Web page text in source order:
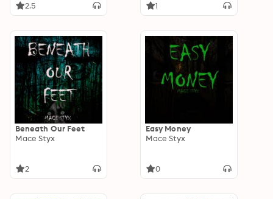
2.5 1
Beneath Our Feet
Mace Styx
2
Easy Money
Mace Styx
0